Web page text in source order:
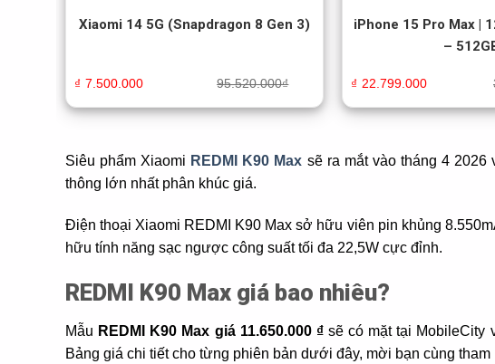
Xiaomi 14 5G (Snapdragon 8 Gen 3)
95.520.000₫
7.500.000
₫
iPhone 15 Pro Max |
–
22.799.000
₫
Siêu phẩm Xiaomi REDMI K90 Max sẽ ra mắt vào tháng 4
thông lớn nhất phân khúc giá.
Điện thoại Xiaomi REDMI K90 Max sở hữu viên pin khủng
hữu tính năng sạc ngược công suất tối đa 22,5W cực đỉnh.
REDMI K90 Max giá bao nhiêu?
Mẫu REDMI K90 Max giá 11.650.000 ₫sẽ có mặt tại MobileCity
Bảng giá chi tiết cho từng phiên bản dưới đây, mời bạn cùng